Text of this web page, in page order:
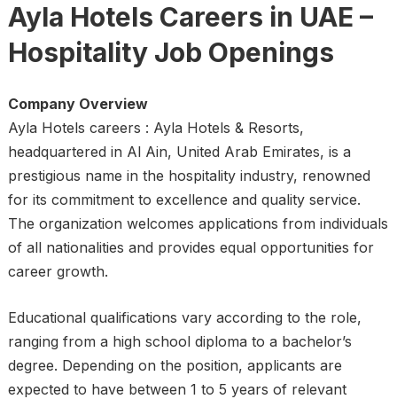
Ayla Hotels Careers in UAE –
Hospitality Job Openings
Company Overview
Ayla Hotels careers : Ayla Hotels & Resorts,
headquartered in Al Ain, United Arab Emirates, is a
prestigious name in the hospitality industry, renowned
for its commitment to excellence and quality service.
The organization welcomes applications from individuals
of all nationalities and provides equal opportunities for
career growth.
Educational qualifications vary according to the role,
ranging from a high school diploma to a bachelor’s
degree. Depending on the position, applicants are
expected to have between 1 to 5 years of relevant